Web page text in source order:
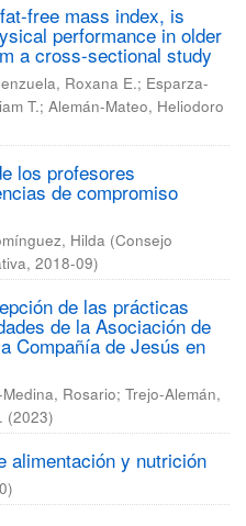
free mass index, is
performance in older
a cross-sectional study
Roxana E.; Esparza-
T.; Alemán-Mateo, Heliodoro
los profesores
de compromiso
Hilda (Consejo
, 2018-09)
de las prácticas
de la Asociación de
Compañía de Jesús en
Rosario; Trejo-Alemán,
(2023)
alimentación y nutrición
)